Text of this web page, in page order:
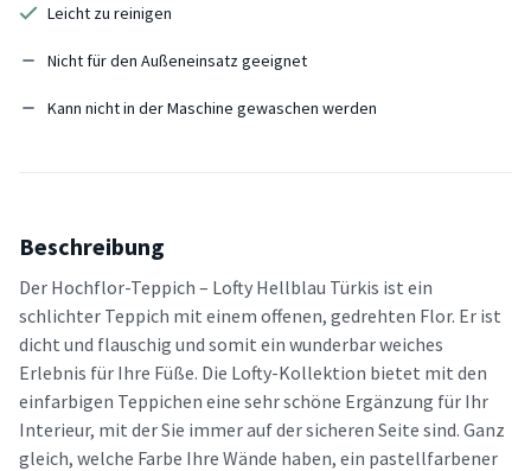
Leicht zu reinigen
Nicht für den Außeneinsatz geeignet
Kann nicht in der Maschine gewaschen werden
Beschreibung
Der Hochflor-Teppich – Lofty Hellblau Türkis ist ein
schlichter Teppich mit einem offenen, gedrehten Flor. Er ist
dicht und flauschig und somit ein wunderbar weiches
Erlebnis für Ihre Füße. Die Lofty-Kollektion bietet mit den
einfarbigen Teppichen eine sehr schöne Ergänzung für Ihr
Interieur, mit der Sie immer auf der sicheren Seite sind. Ganz
gleich, welche Farbe Ihre Wände haben, ein pastellfarbener